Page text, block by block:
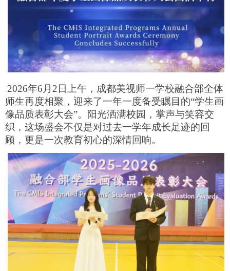
2026年6月2日上午，成都美视师一学校融合部全体
师生再度相聚，迎来了一年一度备受瞩目的“学生画
像品质表彰大会”。阳光洒满校园，掌声与笑容交
织，这场盛会不仅是对过去一学年成长足迹的回
顾，更是一次教育初心的深情回响。